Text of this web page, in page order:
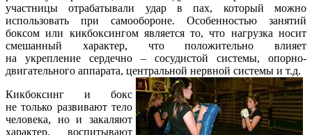
участницы отрабатывали удар в пах, который можно
использовать при самообороне. Особенностью занятий
боксом или кикбоксингом является то, что нагрузка носит
смешанный характер, что положительно влияет
на укрепление сердечно – сосудистой системы, опорно-
двигательного аппарата, центральной нервной системы и т.д.
Кикбоксинг и бокс
не только развивают тело
человека, но и закаляют
характер, воспитывают